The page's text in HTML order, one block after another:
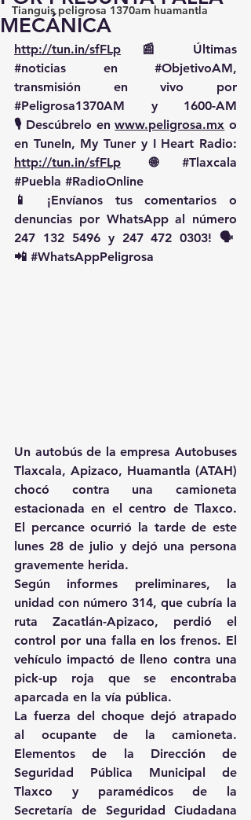
Tianguis peligrosa 1370am huamantla
MECÁNICA
http://tun.in/sfFLp
#noticias en #ObjetivoAM,
#Peligrosa1370AM y 1600-AM
🎙️ Descúbrelo en www.peligrosa.mx o
http://tun.in/sfFLp 🌐 #Tlaxcala
#Puebla #RadioOnline
📱 ¡Envíanos tus comentarios o
denuncias por WhatsApp al número
247 132 5496 y 247 472 0303! 🗣️
📲 #WhatsAppPeligrosa
Un autobús de la empresa Autobuses
Tlaxcala, Apizaco, Huamantla (ATAH)
chocó contra una camioneta
estacionada en el centro de Tlaxco.
El percance ocurrió la tarde de este
lunes 28 de julio y dejó una persona
gravemente herida.
Según informes preliminares, la
unidad con número 314, que cubría la
ruta Zacatlán-Apizaco, perdió el
control por una falla en los frenos. El
vehículo impactó de lleno contra una
pick-up roja que se encontraba
aparcada en la vía pública.
La fuerza del choque dejó atrapado
al ocupante de la camioneta.
Elementos de la Dirección de
Seguridad Pública Municipal de
Tlaxco y paramédicos de la
Secretaría de Seguridad Ciudadana